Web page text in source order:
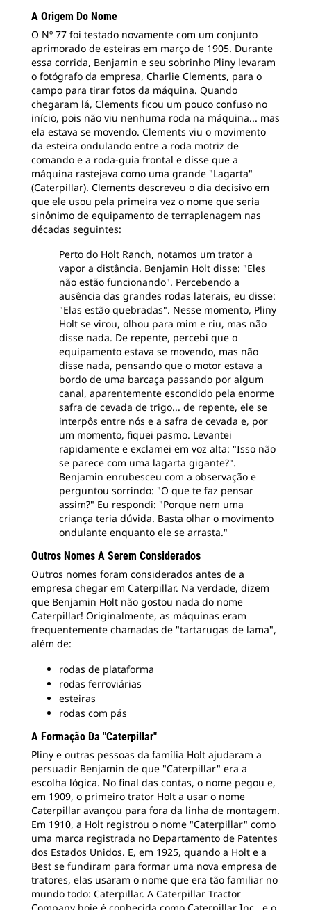
A Origem Do Nome
O Nº 77 foi testado novamente com um conjunto
aprimorado de esteiras em março de 1905. Durante
essa corrida, Benjamin e seu sobrinho Pliny levaram
o fotógrafo da empresa, Charlie Clements, para o
campo para tirar fotos da máquina. Quando
chegaram lá, Clements ficou um pouco confuso no
início, pois não viu nenhuma roda na máquina... mas
ela estava se movendo. Clements viu o movimento
da esteira ondulando entre a roda motriz de
comando e a roda-guia frontal e disse que a
máquina rastejava como uma grande "Lagarta"
(Caterpillar). Clements descreveu o dia decisivo em
que ele usou pela primeira vez o nome que seria
sinônimo de equipamento de terraplenagem nas
décadas seguintes:
Perto do Holt Ranch, notamos um trator a
vapor a distância. Benjamin Holt disse: "Eles
não estão funcionando". Percebendo a
ausência das grandes rodas laterais, eu disse:
"Elas estão quebradas". Nesse momento, Pliny
Holt se virou, olhou para mim e riu, mas não
disse nada. De repente, percebi que o
equipamento estava se movendo, mas não
disse nada, pensando que o motor estava a
bordo de uma barcaça passando por algum
canal, aparentemente escondido pela enorme
safra de cevada de trigo... de repente, ele se
interpôs entre nós e a safra de cevada e, por
um momento, fiquei pasmo. Levantei
rapidamente e exclamei em voz alta: "Isso não
se parece com uma lagarta gigante?".
Benjamin enrubesceu com a observação e
perguntou sorrindo: "O que te faz pensar
assim?" Eu respondi: "Porque nem uma
criança teria dúvida. Basta olhar o movimento
ondulante enquanto ele se arrasta."
Outros Nomes A Serem Considerados
Outros nomes foram considerados antes de a
empresa chegar em Caterpillar. Na verdade, dizem
que Benjamin Holt não gostou nada do nome
Caterpillar! Originalmente, as máquinas eram
frequentemente chamadas de "tartarugas de lama",
além de:
rodas de plataforma
rodas ferroviárias
esteiras
rodas com pás
A Formação Da "Caterpillar"
Pliny e outras pessoas da família Holt ajudaram a
persuadir Benjamin de que "Caterpillar" era a
escolha lógica. No final das contas, o nome pegou e,
em 1909, o primeiro trator Holt a usar o nome
Caterpillar avançou para fora da linha de montagem.
Em 1910, a Holt registrou o nome "Caterpillar" como
uma marca registrada no Departamento de Patentes
dos Estados Unidos. E, em 1925, quando a Holt e a
Best se fundiram para formar uma nova empresa de
tratores, elas usaram o nome que era tão familiar no
mundo todo: Caterpillar. A Caterpillar Tractor